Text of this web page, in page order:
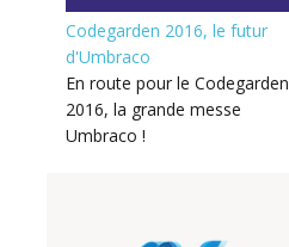
Codegarden 2016, le futur
d'Umbraco
En route pour le Codegarden
2016, la grande messe
Umbraco !